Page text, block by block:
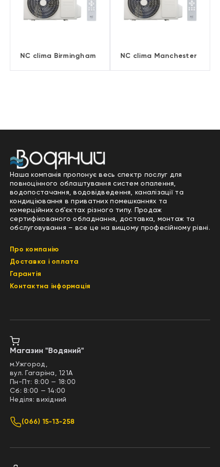
NC clima Birmingham NC clima Manchester
Наша компанія пропонує весь спектр послуг для
повноцінного облаштування систем опалення,
водопостачання, водовідведення, каналізації та
кондиціювання в приватних помешканнях та
комерційних об’єктах різного типу. Продаж
сертифікованого обладнання, доставка, монтаж та
обслуговування – все це на вищому професійному рівні.
Про компанію
Доставка і оплата
Гарантія
Контактна інформація
Магазин "Водяний"
м.Ужгород,
вул. Гагаріна, 121А
Пн-Пт: 8:00 — 18:00
Сб: 8:00 — 14:00
Неділя: вихідний
(066) 15-13-258